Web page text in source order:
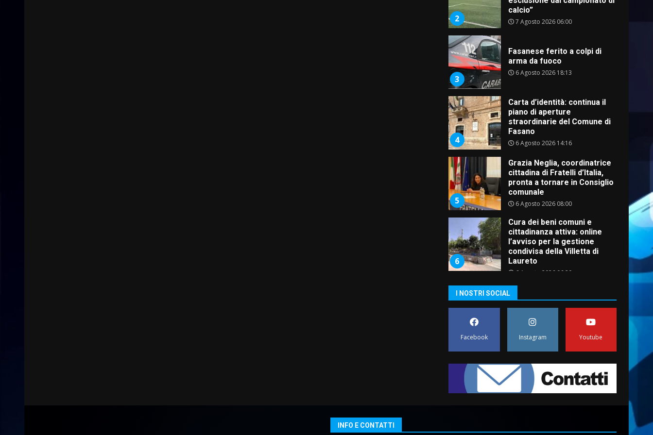
2
calcio”
7 Agosto 2026 06:00
3
Fasanese ferito a colpi di
arma da fuoco
6 Agosto 2026 18:13
4
Carta d’identità: continua il
piano di aperture
straordinarie del Comune di
Fasano
6 Agosto 2026 14:16
5
Grazia Neglia, coordinatrice
cittadina di Fratelli d’Italia,
pronta a tornare in Consiglio
comunale
6 Agosto 2026 08:00
6
Cura dei beni comuni e
cittadinanza attiva: online
l’avviso per la gestione
condivisa della Villetta di
Laureto
6 Agosto 2026 06:20
prima assoluta de “L’Albergo
Belvedere. Il rapimento”
6 Agosto 2026 06:15
appuntamento con “Fasano in
Banda”
7 Agosto 2026 06:05
I NOSTRI SOCIAL
Facebook Instagram Youtube
INFO E CONTATTI